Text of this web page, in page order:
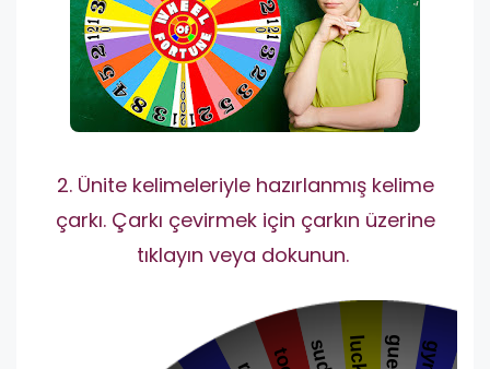
2. Ünite kelimeleriyle hazırlanmış kelime
çarkı. Çarkı çevirmek için çarkın üzerine
tıklayın veya dokunun.